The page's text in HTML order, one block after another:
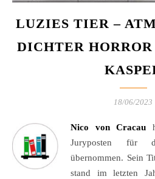
LUZIES TIER –
DICHTER
18/06/2023
Nico von Cracau
Juryposten für
übernommen. Sein
stand im letzten